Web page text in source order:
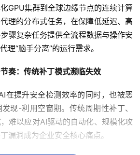
GPU集群到全球边缘节点的连续计算
理的分布式任务，在保障低延迟、高
骤复杂任务提供全流程数据与操作安
理“脑手分离”的运行需求。
奏：传统补丁模式濒临失效
在提升安全检测效率的同时，也被恶
现-利用空窗期。传统周期性补丁、
难以应对AI驱动的自动化、规模化攻
漏洞成为企业安全核心痛点。